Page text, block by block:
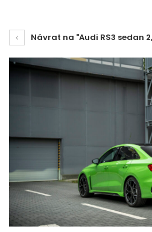
Návrat na "Audi RS3 sedan